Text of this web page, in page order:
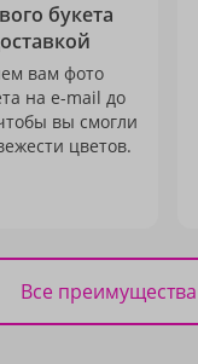
букета
вам фото
на e-mail до
вы смогли
цветов.
Все преимущества